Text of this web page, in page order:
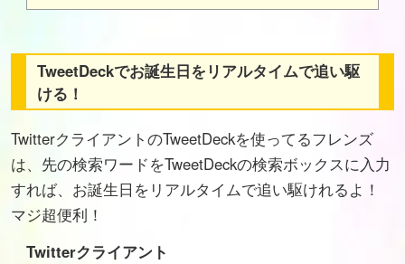
TweetDeckでお誕生日をリアルタイムで追い駆
ける！
TwitterクライアントのTweetDeckを使ってるフレンズ
は、先の検索ワードをTweetDeckの検索ボックスに入力
すれば、お誕生日をリアルタイムで追い駆けれるよ！
マジ超便利！
Twitterクライアント